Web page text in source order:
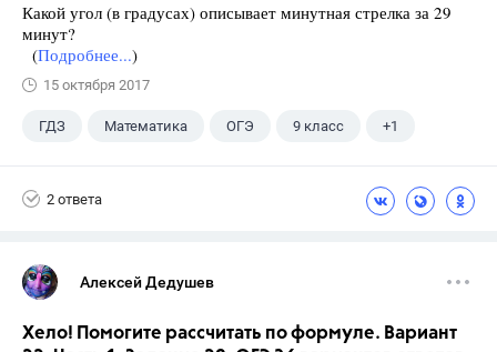
Какой угол (в градусах) описывает минутная стрелка за 29
минут?
(Подробнее...)
15 октября 2017
ГДЗ Математика ОГЭ 9 класс +1
2 ответа
Алексей Дедушев
Хело! Помогите рассчитать по формуле. Вариант